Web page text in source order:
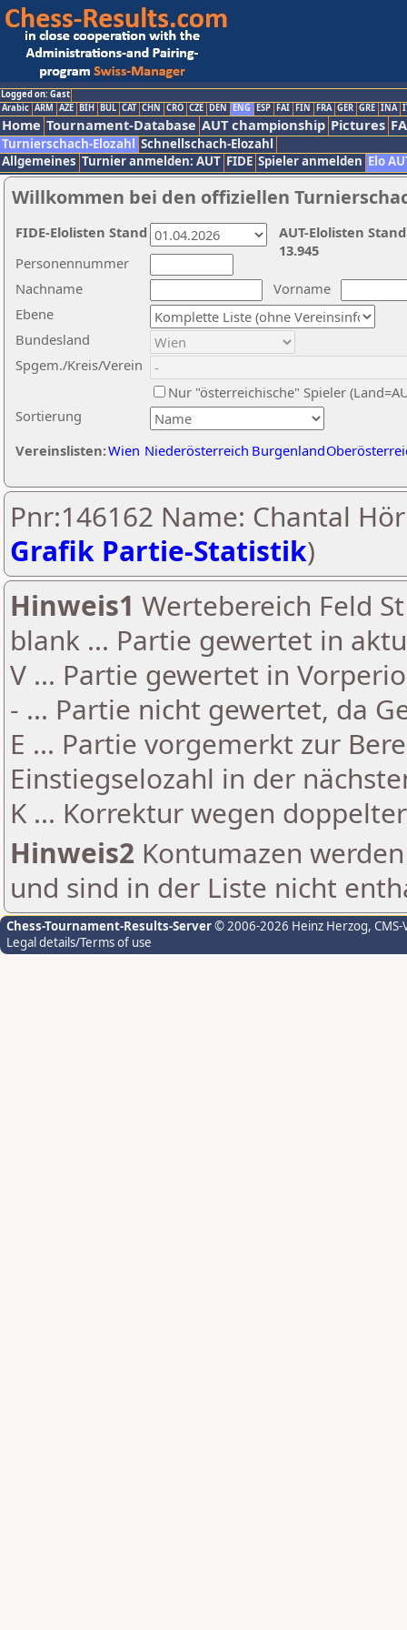
Logged on: Gast
Arabic ARM AZE BIH BUL CAT CHN CRO CZE DEN ENG ESP FAI FIN FRA GER GRE INA
Home Tournament-Database AUT championship Pictures
Turnierschach-Elozahl Schnellschach-Elozahl
Allgemeines Turnier anmelden: AUT FIDE Spieler anmelden Elo
Willkommen bei den offiziellen
Nachname
Vorname
Ebene
Sortierung
Personennummer
Bundesland
Spgem./Kreis/Verein
Nur "österreichische" Spieler
Vereinslisten:Wien Niederösterreich Burgenland
AUT-Elolisten
13.945
FIDE-Elolisten Stand
Pnr:146162 Name: Chantal
Grafik Partie-Statistik)
Hinweis1 Wertebereich Feld
blank ... Partie gewertet in
V ... Partie gewertet in
- ... Partie nicht gewertet, da
E ... Partie vorgemerkt zur
Einstiegselozahl in der
K ... Korrektur wegen
Hinweis2 Kontumazen
und sind in der Liste nicht
Chess-Tournament-Results-Server© 2006-2026 Heinz Herzog,
Legal details/Terms of use